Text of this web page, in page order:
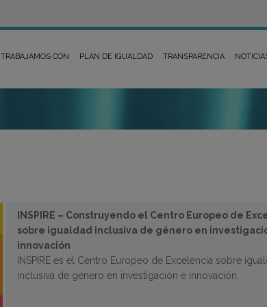
TRABAJAMOS CON PLAN DE IGUALDAD TRANSPARENCIA
INSPIRE – Construyendo el Centro Europeo de
sobre igualdad inclusiva de género en
innovación
INSPIRE es el Centro Europeo de Excelencia sobre
inclusiva de género en investigación e innovación.